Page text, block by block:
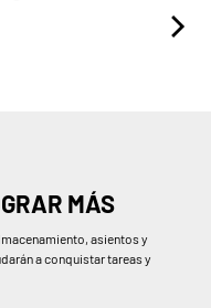
MÁS
asientos y
a conquistar tareas y